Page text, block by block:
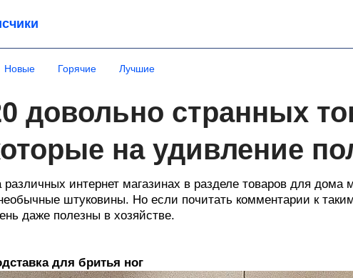
Новые Горячие Лучшие
довольно странных
на удивление
различных интернет магазинах в разделе товаров для дома
штуковины. Но если почитать комментарии к
даже полезны в хозяйстве.
для бритья ног